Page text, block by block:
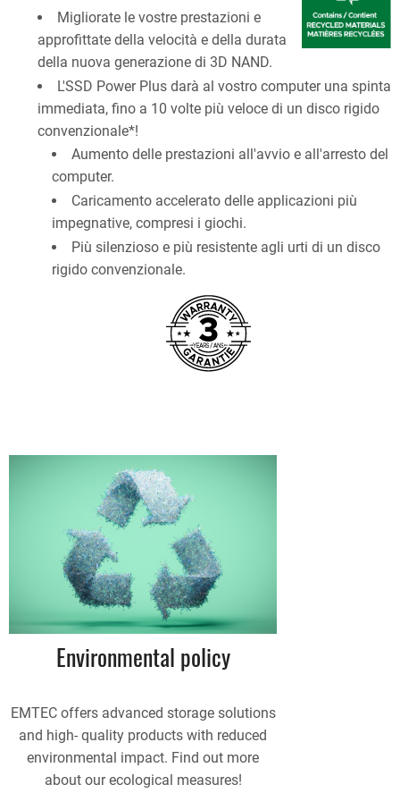
Migliorate le vostre prestazioni e
approfittate della velocità e della durata
della nuova generazione di 3D NAND.
L'SSD Power Plus darà al vostro computer una spinta
immediata, fino a 10 volte più veloce di un disco rigido
convenzionale*!
Aumento delle prestazioni all'avvio e all'arresto del
computer.
Caricamento accelerato delle applicazioni più
impegnative, compresi i giochi.
Più silenzioso e più resistente agli urti di un disco
rigido convenzionale.
Environmental policy
EMTEC offers advanced storage solutions
and high- quality products with reduced
environmental impact. Find out more
about our ecological measures!